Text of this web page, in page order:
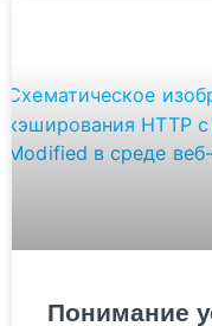
Понимание